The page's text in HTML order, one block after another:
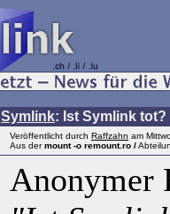
Symlink: Ist Symlink tot?
Veröffentlicht durch Raffzahn am
Aus dermount -o remount.ro /
Anonymer